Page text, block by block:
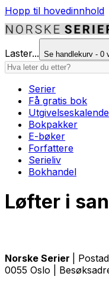
Hopp til hovedinnhold
Laster... Se handlekurv - 0
Serier
Få gratis bok
Bokpakker
E-bøker
Forfattere
Serieliv
Bokhandel
Løfter i
Norske Serier
|
0055 Oslo |